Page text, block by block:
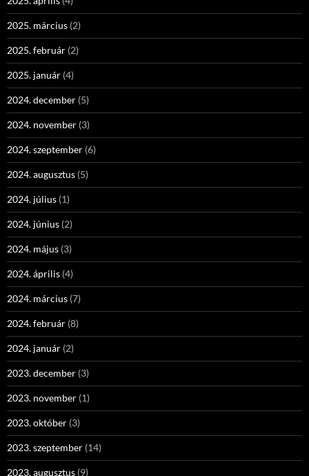
2025. március (2)
2025. február (2)
2025. január (4)
2024. december (5)
2024. november (3)
2024. szeptember (6)
2024. augusztus (5)
2024. július (1)
2024. június (2)
2024. május (3)
2024. április (4)
2024. március (7)
2024. február (8)
2024. január (2)
2023. december (3)
2023. november (1)
2023. október (3)
2023. szeptember (14)
2023. augusztus (9)